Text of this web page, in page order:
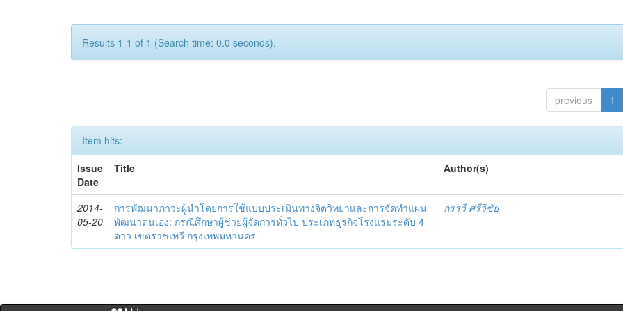
Results 1-1 of 1 (Search time: 0.0 seconds).
previous 1
Item hits:
Issue
Date
Title Author(s)
2014-
05-20
การพัฒนาภาวะผู้นำโดยการใช้แบบประเมินทางจิตวิทยาและการจัดทำแผน
พัฒนาตนเอง: กรณีศึกษาผู้ช่วยผู้จัดการทั่วไป ประเภทธุรกิจโรงแรมระดับ 4
ดาว เขตราชเทวี กรุงเทพมหานคร
กรรวี ศรีวิชัย